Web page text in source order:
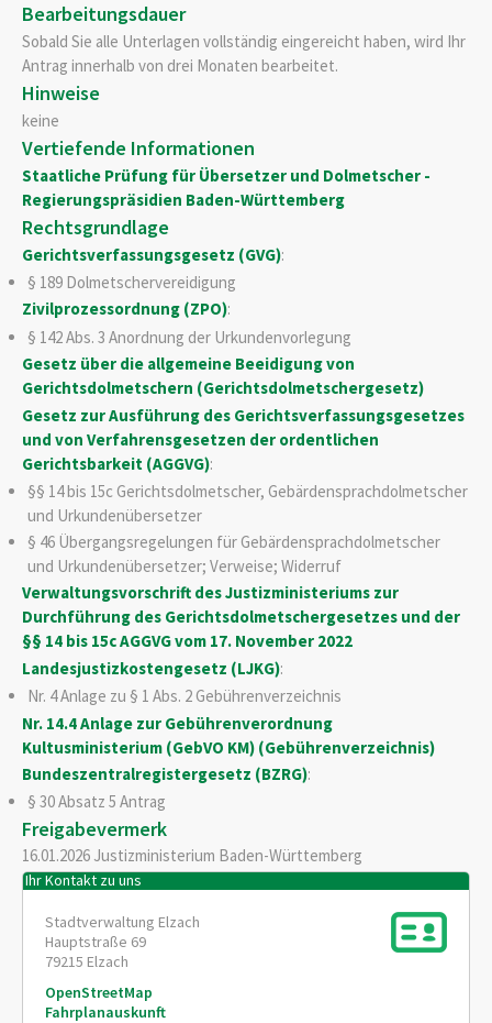
Bearbeitungsdauer
Sobald Sie alle Unterlagen vollständig eingereicht haben, wird Ihr
Antrag innerhalb von drei Monaten bearbeitet.
Hinweise
keine
Vertiefende Informationen
Staatliche Prüfung für Übersetzer und Dolmetscher -
Regierungspräsidien Baden-Württemberg
Rechtsgrundlage
Gerichtsverfassungsgesetz (GVG):
§ 189 Dolmetschervereidigung
Zivilprozessordnung (ZPO):
§ 142 Abs. 3 Anordnung der Urkundenvorlegung
Gesetz über die allgemeine Beeidigung von
Gerichtsdolmetschern (Gerichtsdolmetschergesetz)
Gesetz zur Ausführung des Gerichtsverfassungsgesetzes
und von Verfahrensgesetzen der ordentlichen
Gerichtsbarkeit (AGGVG):
§§ 14 bis 15c Gerichtsdolmetscher, Gebärdensprachdolmetscher
und Urkundenübersetzer
§ 46 Übergangsregelungen für Gebärdensprachdolmetscher
und Urkundenübersetzer; Verweise; Widerruf
Verwaltungsvorschrift des Justizministeriums zur
Durchführung des Gerichtsdolmetschergesetzes und der
§§ 14 bis 15c AGGVG vom 17. November 2022
Landesjustizkostengesetz (LJKG):
Nr. 4 Anlage zu § 1 Abs. 2 Gebührenverzeichnis
Nr. 14.4 Anlage zur Gebührenverordnung
Kultusministerium (GebVO KM) (Gebührenverzeichnis)
Bundeszentralregistergesetz (BZRG):
§ 30 Absatz 5 Antrag
Freigabevermerk
16.01.2026 Justizministerium Baden-Württemberg
Ihr Kontakt zu uns
Stadtverwaltung Elzach
Hauptstraße 69
79215 Elzach
OpenStreetMap
Fahrplanauskunft